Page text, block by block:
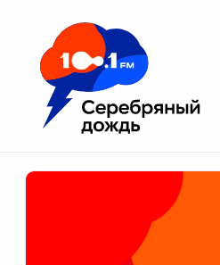
Москва 100.1 FM
Апатиты